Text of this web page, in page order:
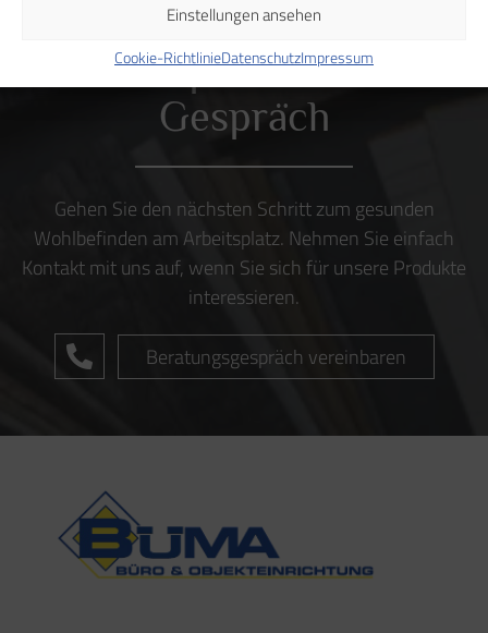
Einstellungen ansehen
Cookie-RichtlinieDatenschutzImpressum
Wir beraten Sie gerne in
einem persönlichen
Gespräch
Gehen Sie den nächsten Schritt zum gesunden
Wohlbefinden am Arbeitsplatz. Nehmen Sie einfach
Kontakt mit uns auf, wenn Sie sich für unsere Produkte
interessieren.
Beratungsgespräch vereinbaren